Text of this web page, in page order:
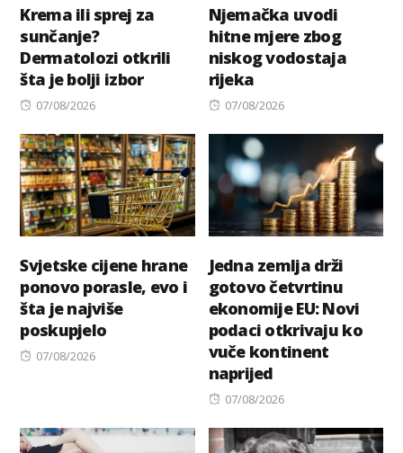
Krema ili sprej za
sunčanje?
Dermatolozi otkrili
šta je bolji izbor
Posted
07/08/2026
Njemačka uvodi
hitne mjere zbog
niskog vodostaja
rijeka
Posted
07/08/2026
Svjetske cijene hrane
ponovo porasle, evo i
šta je najviše
poskupjelo
Posted
07/08/2026
Jedna zemlja drži
gotovo četvrtinu
ekonomije EU: Novi
podaci otkrivaju ko
vuče kontinent
naprijed
Posted
07/08/2026